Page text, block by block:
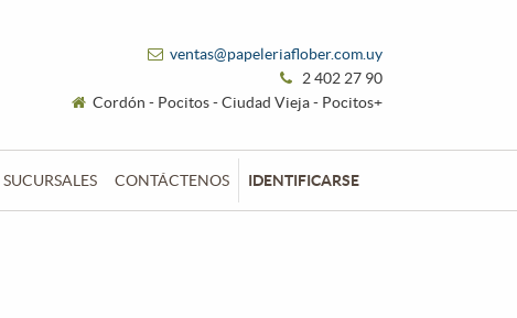
ventas@papeleriaflober.com.uy
2 402 27 90
Cordón - Pocitos - Ciudad Vieja - Pocitos+
SUCURSALES CONTÁCTENOS IDENTIFICARSE